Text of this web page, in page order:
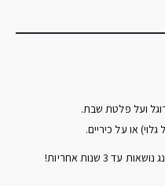
ועל פלטת שבת.
או על כיריים.
בשל טיבן ואיכותן, צלחות קורל מבית קורנינג נושאות עד 3 שנות אחריות!